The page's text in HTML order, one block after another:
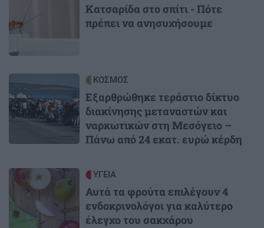
Κατσαρίδα στο σπίτι - Πότε
πρέπει να ανησυχήσουμε
ΚΟΣΜΟΣ
Εξαρθρώθηκε τεράστιο δίκτυο
διακίνησης μεταναστών και
ναρκωτικών στη Μεσόγειο –
Πάνω από 24 εκατ. ευρώ κέρδη
Image ΥΓΕΙΑ
Αυτά τα φρούτα επιλέγουν 4
ενδοκρινολόγοι για καλύτερο
έλεγχο του σακχάρου